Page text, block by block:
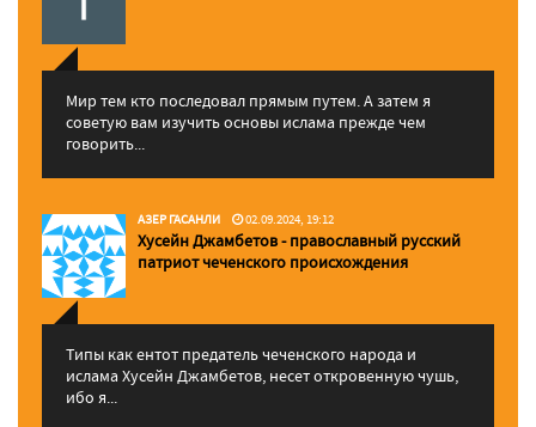
Мир тем кто последовал прямым путем. А затем я
советую вам изучить основы ислама прежде чем
говорить...
АЗЕР ГАСАНЛИ 02.09.2024, 19:12
Хусейн Джамбетов - православный русский
патриот чеченского происхождения
Типы как ентот предатель чеченского народа и
ислама Хусейн Джамбетов, несет откровенную чушь,
ибо я...